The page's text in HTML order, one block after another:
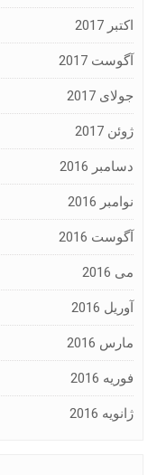
اکتبر 2017
آگوست 2017
جولای 2017
ژوئن 2017
دسامبر 2016
نوامبر 2016
آگوست 2016
می 2016
آوریل 2016
مارس 2016
فوریه 2016
ژانویه 2016